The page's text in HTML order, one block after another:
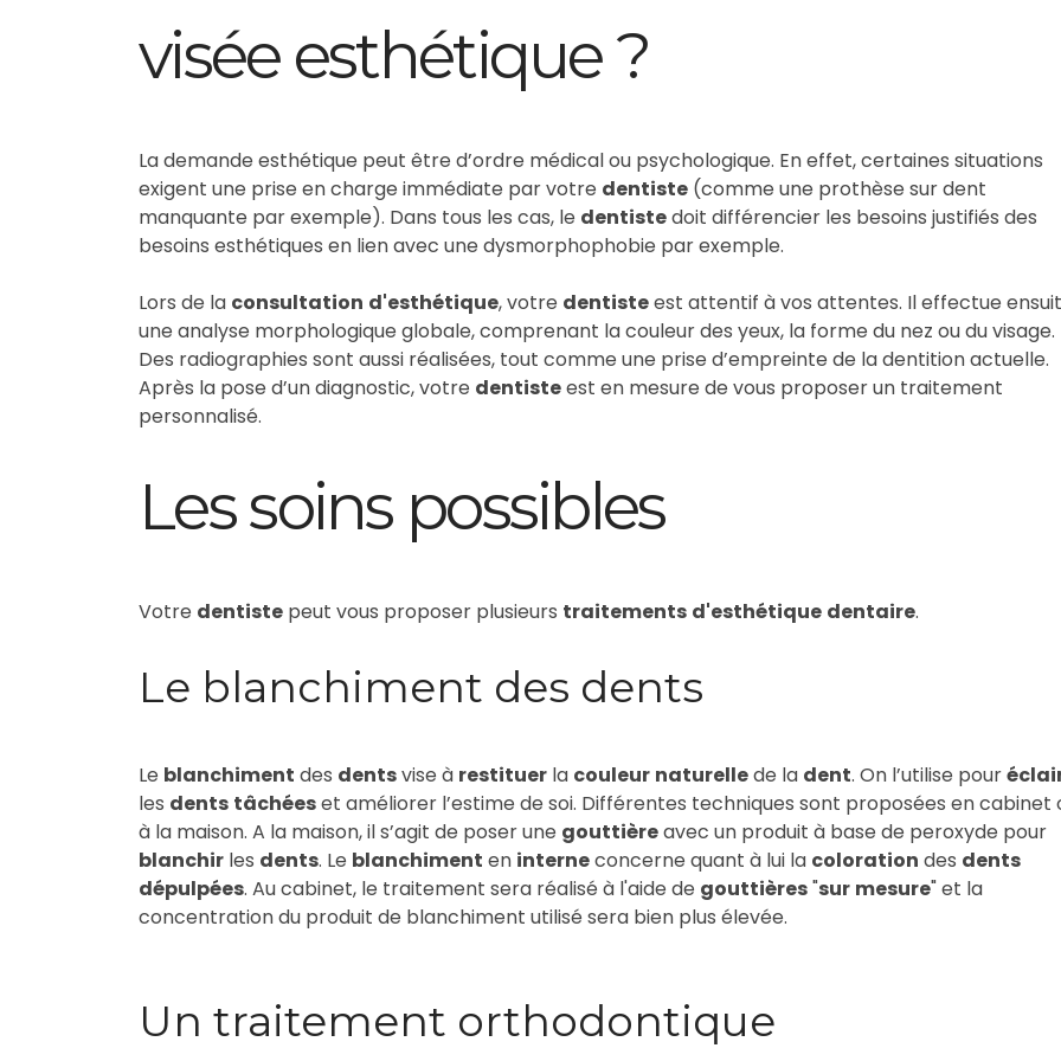
visée esthétique ?
La demande esthétique peut être d’ordre médical ou psychologique. En effet, certaines situations
exigent une prise en charge immédiate par votre dentiste (comme une prothèse sur dent
manquante par exemple). Dans tous les cas, le dentistedoit différencier les besoins justifiés des
besoins esthétiques en lien avec une dysmorphophobie par exemple.
Lors de la consultation d'esthétique, votre dentisteest attentif à vos attentes. Il effectue
une analyse morphologique globale, comprenant la couleur des yeux, la forme du nez ou du visage.
Des radiographies sont aussi réalisées, tout comme une prise d’empreinte de la dentition actuelle.
Après la pose d’un diagnostic, votre dentisteest en mesure de vous proposer un traitement
personnalisé.
Les soins possibles
Votre dentiste peut vous proposer plusieurs traitements d'esthétique dentaire.
Le blanchiment des dents
Le blanchiment des dentsvise à restituer la couleur naturellede la dent. On l’utilise pour
les dents tâchéeset améliorer l’estime de soi. Différentes techniques sont proposées en cabinet
à la maison. A la maison, il s’agit de poser une gouttièreavec un produit à base de peroxyde pour
blanchir les dents. Le blanchiment en interneconcerne quant à lui la coloration des dents
dépulpées. Au cabinet, le traitement sera réalisé à l'aide de gouttières"sur mesure" et la
concentration du produit de blanchiment utilisé sera bien plus élevée.
Un traitement orthodontique